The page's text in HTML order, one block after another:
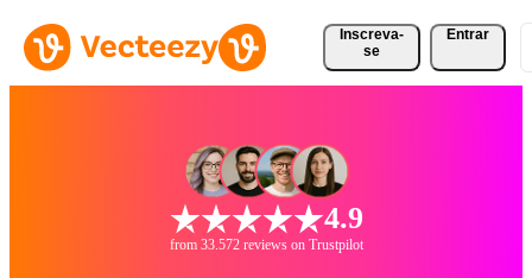
Inscreva-
se
Entrar
4.9
from 33.572 reviews on Trustpilot